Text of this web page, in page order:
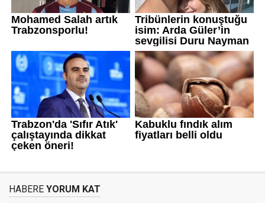
HABERE YORUM KAT